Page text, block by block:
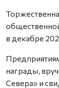
в декабре
награды,
Севера» и